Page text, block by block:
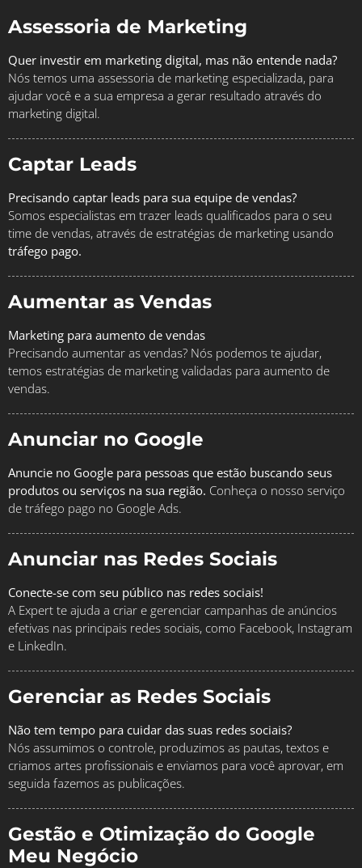
Assessoria de Marketing
Quer investir em marketing digital, mas não entende nada?
Nós temos uma assessoria de marketing especializada, para
ajudar você e a sua empresa a gerar resultado através do
marketing digital.
Captar Leads
Precisando captar leads para sua equipe de vendas?
Somos especialistas em trazer leads qualificados para o seu
time de vendas, através de estratégias de marketing usando
tráfego pago.
Aumentar as Vendas
Marketing para aumento de vendas
Precisando aumentar as vendas? Nós podemos te ajudar,
temos estratégias de marketing validadas para aumento de
vendas.
Anunciar no Google
Anuncie no Google para pessoas que estão buscando seus
produtos ou serviços na sua região. Conheça o nosso serviço
de tráfego pago no Google Ads.
Anunciar nas Redes Sociais
Conecte-se com seu público nas redes sociais!
A Expert te ajuda a criar e gerenciar campanhas de anúncios
efetivas nas principais redes sociais, como Facebook, Instagram
e LinkedIn.
Gerenciar as Redes Sociais
Não tem tempo para cuidar das suas redes sociais?
Nós assumimos o controle, produzimos as pautas, textos e
criamos artes profissionais e enviamos para você aprovar, em
seguida fazemos as publicações.
Gestão e Otimização do Google
Meu Negócio